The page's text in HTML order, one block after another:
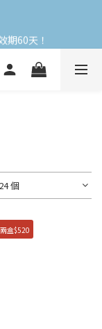
>
個
盒$520